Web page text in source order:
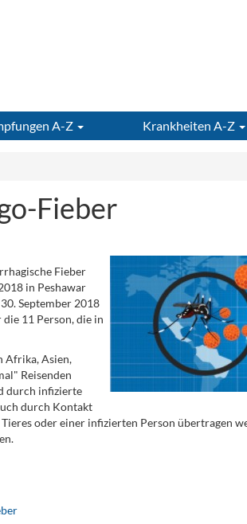
A-Z Krankheiten A-Z
Fieber
Fieber
in Peshawar
September 2018
11 Person, die in
Afrika, Asien,
Reisenden
durch infizierte
durch Kontakt
oder einer infizierten Person übertragen